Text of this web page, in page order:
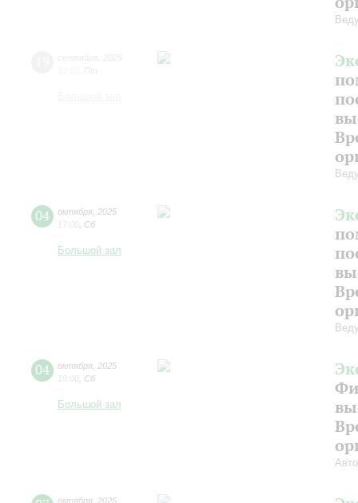
04 октября 2025
17:00 Сб
Большой зал
04 октября 2025
19:00 Сб
Большой зал
октября 2025